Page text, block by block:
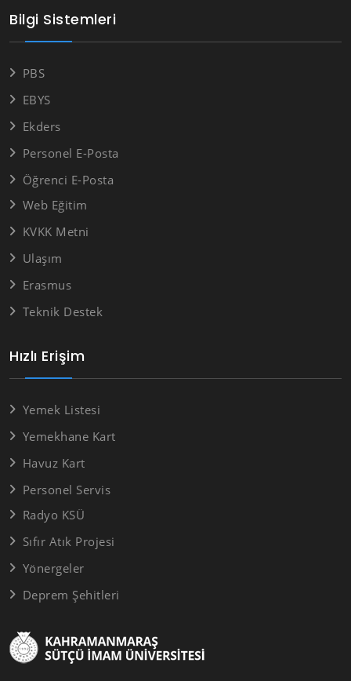
Hızlı Erişim
Yemek Listesi
Yemekhane Kart
Havuz Kart
Personel Servis
Radyo KSÜ
Sıfır Atık Projesi
Yönergeler
Deprem Şehitleri
Bilgi Sistemleri
PBS
EBYS
Ekders
Personel E-Posta
Öğrenci E-Posta
Web Eğitim
KVKK Metni
Ulaşım
Erasmus
Teknik Destek